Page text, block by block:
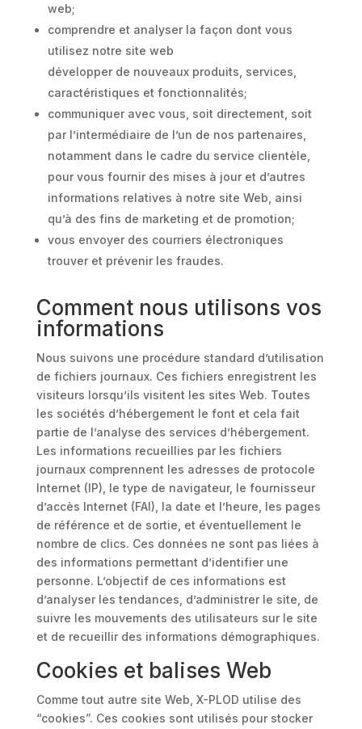
web;
comprendre et analyser la façon dont vous
utilisez notre site web
développer de nouveaux produits, services,
caractéristiques et fonctionnalités;
communiquer avec vous, soit directement, soit
par l’intermédiaire de l’un de nos partenaires,
notamment dans le cadre du service clientèle,
pour vous fournir des mises à jour et d’autres
informations relatives à notre site Web, ainsi
qu’à des fins de marketing et de promotion;
vous envoyer des courriers électroniques
trouver et prévenir les fraudes.
Comment nous utilisons vos
informations
Nous suivons une procédure standard d’utilisation
de fichiers journaux. Ces fichiers enregistrent les
visiteurs lorsqu’ils visitent les sites Web. Toutes
les sociétés d’hébergement le font et cela fait
partie de l’analyse des services d’hébergement.
Les informations recueillies par les fichiers
journaux comprennent les adresses de protocole
Internet (IP), le type de navigateur, le fournisseur
d’accès Internet (FAI), la date et l’heure, les pages
de référence et de sortie, et éventuellement le
nombre de clics. Ces données ne sont pas liées à
des informations permettant d’identifier une
personne. L’objectif de ces informations est
d’analyser les tendances, d’administrer le site, de
suivre les mouvements des utilisateurs sur le site
et de recueillir des informations démographiques.
Cookies et balises Web
Comme tout autre site Web, X-PLOD utilise des
“cookies”. Ces cookies sont utilisés pour stocker